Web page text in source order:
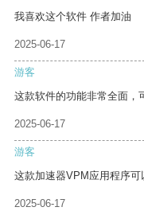
我喜欢这个软件 作者加油
2025-06-17
游客
这款软件的功能非常全面，
2025-06-17
游客
这款加速器VPM应用程序可
2025-06-17